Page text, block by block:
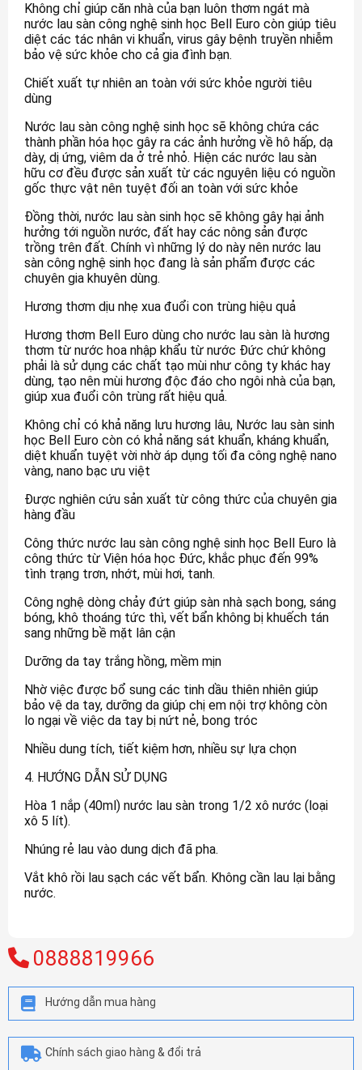
Không chỉ giúp căn nhà của bạn luôn thơm ngát mà
nước lau sàn công nghệ sinh học Bell Euro còn giúp tiêu
diệt các tác nhân vi khuẩn, virus gây bệnh truyền nhiễm
bảo vệ sức khỏe cho cả gia đình bạn.
Chiết xuất tự nhiên an toàn với sức khỏe người tiêu
dùng
Nước lau sàn công nghệ sinh học sẽ không chứa các
thành phần hóa học gây ra các ảnh hưởng về hô hấp, dạ
dày, dị ứng, viêm da ở trẻ nhỏ. Hiện các nước lau sàn
hữu cơ đều được sản xuất từ các nguyên liệu có nguồn
gốc thực vật nên tuyệt đối an toàn với sức khỏe
Đồng thời, nước lau sàn sinh học sẽ không gây hại ảnh
hưởng tới nguồn nước, đất hay các nông sản được
trồng trên đất. Chính vì những lý do này nên nước lau
sàn công nghệ sinh học đang là sản phẩm được các
chuyên gia khuyên dùng.
Hương thơm dịu nhẹ xua đuổi con trùng hiệu quả
Hương thơm Bell Euro dùng cho nước lau sàn là hương
thơm từ nước hoa nhập khẩu từ nước Đức chứ không
phải là sử dụng các chất tạo mùi như công ty khác hay
dùng, tạo nên mùi hương độc đáo cho ngôi nhà của bạn,
giúp xua đuổi côn trùng rất hiệu quả.
Không chỉ có khả năng lưu hương lâu, Nước lau sàn sinh
học Bell Euro còn có khả năng sát khuẩn, kháng khuẩn,
diệt khuẩn tuyệt vời nhờ áp dụng tối đa công nghệ nano
vàng, nano bạc ưu việt
Được nghiên cứu sản xuất từ công thức của chuyên gia
hàng đầu
Công thức nước lau sàn công nghệ sinh học Bell Euro là
công thức từ Viện hóa học Đức, khắc phục đến 99%
tình trạng trơn, nhớt, mùi hơi, tanh.
Công nghệ dòng chảy đứt giúp sàn nhà sạch bong, sáng
bóng, khô thoáng tức thì, vết bẩn không bị khuếch tán
sang những bề mặt lân cận
Dưỡng da tay trắng hồng, mềm mịn
Nhờ việc được bổ sung các tinh dầu thiên nhiên giúp
bảo vệ da tay, dưỡng da giúp chị em nội trợ không còn
lo ngại về việc da tay bị nứt nẻ, bong tróc
Nhiều dung tích, tiết kiệm hơn, nhiều sự lựa chọn
4. HƯỚNG DẪN SỬ DỤNG
Hòa 1 nắp (40ml) nước lau sàn trong 1/2 xô nước (loại
xô 5 lít).
Nhúng rẻ lau vào dung dịch đã pha.
Vắt khô rồi lau sạch các vết bẩn. Không cần lau lại bằng
nước.
0888819966
Hướng dẫn mua hàng
Chính sách giao hàng & đổi trả